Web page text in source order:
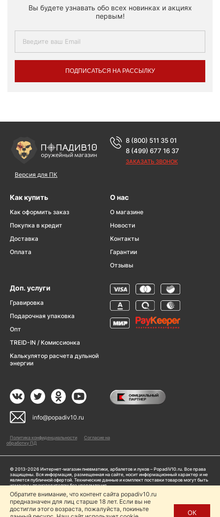
Вы будете узнавать обо всех новинках и акциях
первым!
ПОДПИСАТЬСЯ НА РАССЫЛКУ
Версия для ПК
8 (800) 511 35 01
8 (499) 677 16 37
ЗАКАЗАТЬ ЗВОНОК
Как купить
Как оформить заказ
Покупка в кредит
Доставка
Оплата
О нас
О магазине
Новости
Контакты
Гарантии
Отзывы
Доп. услуги
Гравировка
Подарочная упаковка
Опт
TREID-IN / Комиссионка
Калькулятор расчета дульной
энергии
info@popadiv10.ru
Политика конфиденциальности
Согласие на
обработку ПД
© 2013-2026 Интернет-магазин пневматики, арбалетов и луков – PopadiV10.ru. Все права
защищены. Вся информация, размещенная на сайте, носит информационный характер и не
является публичной офертой. Технические данные и комплект поставки товаров могут быть
изменены производителем без уведомления
Пользуясь сайтом Popadiv10.ru, пользователь автоматически соглашается с условиями,
прописанными в
Политике конфиденциальности
Копирование любой информации (тексты, фото, видео и др.) с сайта Popadiv10 запрещено,
Обратите внимание, что контент сайта popadiv10.ru
предназначен для лиц старше 18 лет. Если вы не
достигли этого возраста, пожалуйста, покиньте
ОК